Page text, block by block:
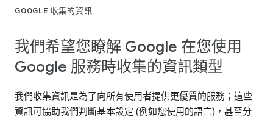
GOOGLE 收集的資訊
我們希望您瞭解 Google 在您使用
Google 服務時收集的資訊類型
我們收集資訊是為了向所有使用者提供更優質的服務；這些
資訊可協助我們判斷基本設定 (例如您使用的語言)，甚至分